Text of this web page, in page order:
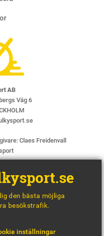
AB
Väg 6
Claes Freidenvall
den bästa möjliga
besökstrafik.
inställningar